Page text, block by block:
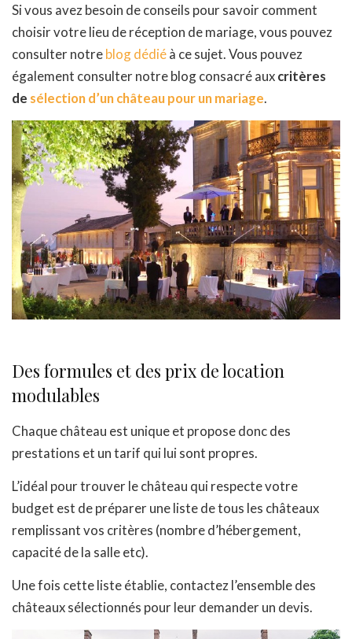
Si vous avez besoin de conseils pour savoir comment
choisir votre lieu de réception de mariage, vous pouvez
consulter notreblog dédiéà ce sujet. Vous pouvez
également consulter notre blog consacré auxcritères
de sélection d’un château pour un mariage.
Des formules et des prix de location
modulables
Chaque château est unique et propose donc des
prestations et un tarif qui lui sont propres.
L’idéal pour trouver le château qui respecte votre
budget est de préparer une liste de tous les châteaux
remplissant vos critères (nombre d’hébergement,
capacité de la salle etc).
Une fois cette liste établie, contactez l’ensemble des
châteaux sélectionnés pour leur demander un devis.